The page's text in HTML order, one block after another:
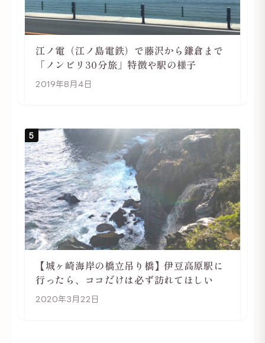
江ノ電（江ノ島電鉄）で藤沢から鎌倉まで
「ノンビリ30分旅」特徴や駅の様子
2019年8月4日
5
【城ヶ崎海岸の橋立吊り橋】伊豆高原駅に
行ったら、ココだけは必ず訪れてほしい
2020年3月22日